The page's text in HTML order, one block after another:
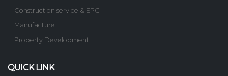
Construction service & EPC
Manufacture
Property Development
QUICK LINK